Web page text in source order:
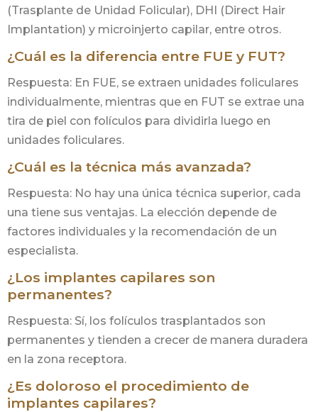
(Trasplante de Unidad Folicular), DHI (Direct Hair
Implantation) y microinjerto capilar, entre otros.
¿Cuál es la diferencia entre FUE y FUT?
Respuesta: En FUE, se extraen unidades foliculares
individualmente, mientras que en FUT se extrae una
tira de piel con folículos para dividirla luego en
unidades foliculares.
¿Cuál es la técnica más avanzada?
Respuesta: No hay una única técnica superior, cada
una tiene sus ventajas. La elección depende de
factores individuales y la recomendación de un
especialista.
¿Los implantes capilares son
permanentes?
Respuesta: Sí, los folículos trasplantados son
permanentes y tienden a crecer de manera duradera
en la zona receptora.
¿Es doloroso el procedimiento de
implantes capilares?